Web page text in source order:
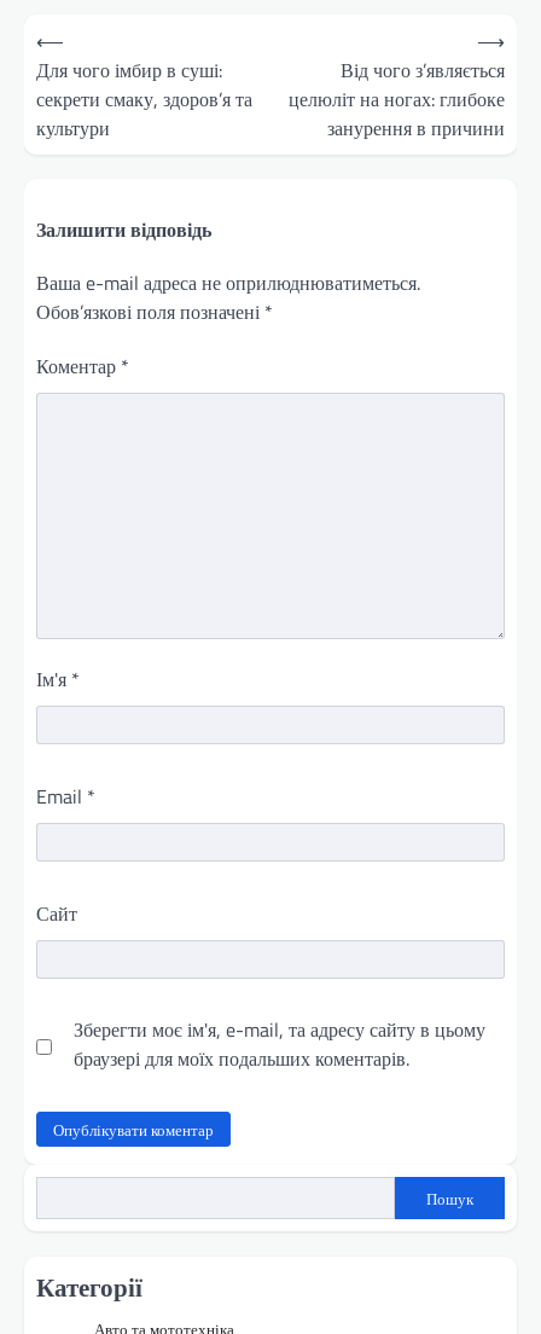
Навігація
записів
⟵
Для чого імбир в суші:
секрети смаку, здоров’я та
культури
Від чого з’являється
целюліт на ногах: глибоке
занурення в причини
⟶
Залишити відповідь
Ваша e-mail адреса не оприлюднюватиметься.
Обов’язкові поля позначені *
Коментар *
Ім'я *
Email *
Сайт
Зберегти моє ім'я, e-mail, та адресу сайту в цьому
браузері для моїх подальших коментарів.
Пошук
Категорії